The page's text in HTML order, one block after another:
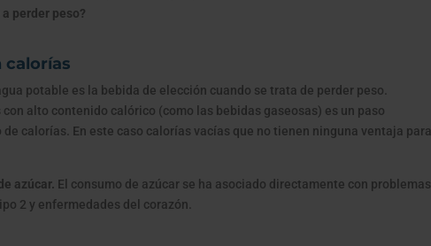
perder peso?
calorías
potable es la bebida de elección cuando se trata de perder peso.
alto contenido calórico (como las bebidas gaseosas) es un paso
calorías. En este caso calorías vacías que no tienen ninguna ventaja para
azúcar. El consumo de azúcar se ha asociado directamente con problemas
2 y enfermedades del corazón.